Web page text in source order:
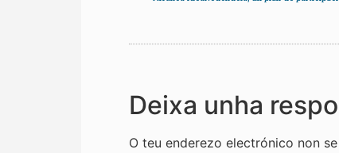
Deixa unha
O teu enderezo electrónico non